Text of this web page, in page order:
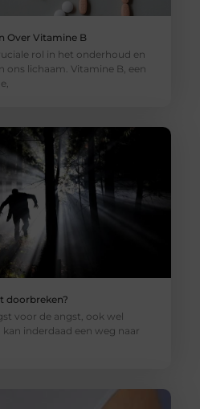
Over Vitamine B
rol in het onderhoud en
ons lichaam. Vitamine B, een
doorbreken?
voor de angst, ook wel
kan inderdaad een weg naar